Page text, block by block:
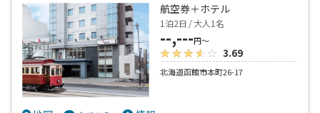
航空券＋ホテル
1泊2日 / 大人1名
--,---円～
3.69
北海道函館市本町26-17